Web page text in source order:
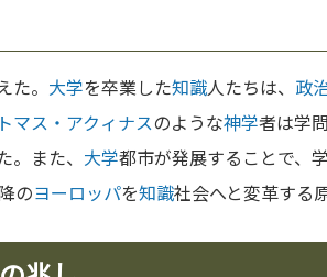
。 大学を卒業した知識人たちは、 政
トマス・アクィナスのような神学者は学
また、 大学都市が発展することで、
のヨーロッパを知識社会へと変革する